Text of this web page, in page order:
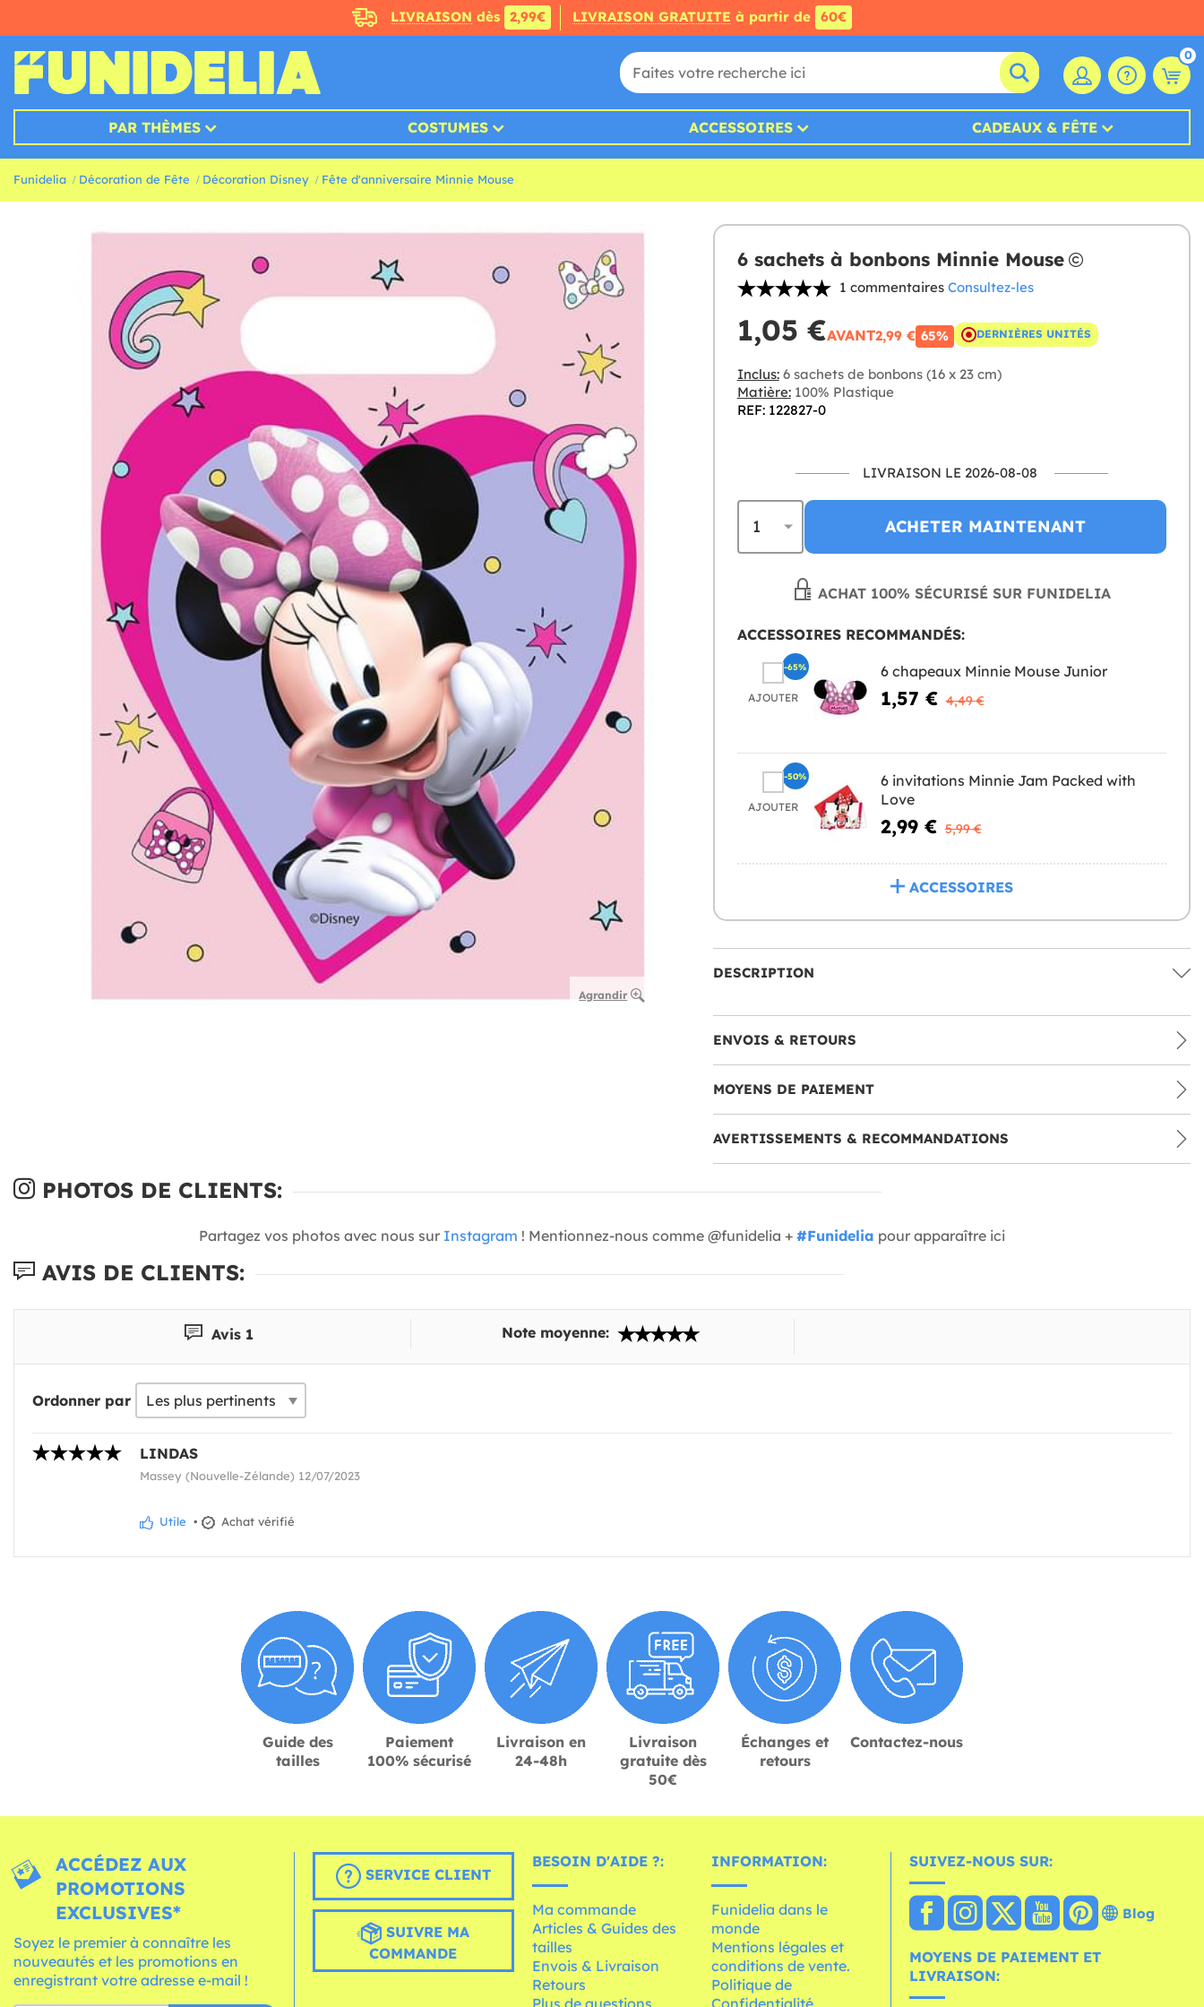
LIVRAISON dès 2,99€ LIVRAISON GRATUITE à partir de 60€
0
PAR THÈMES COSTUMES ACCESSOIRES CADEAUX & FÊTE
Funidelia Décoration de Fête Décoration Disney Fête d'anniversaire Minnie Mouse
Agrandir
6 sachets à bonbons Minnie Mouse
1 commentaires Consultez-les
1,05 €AVANT2,99 € 65% DERNIÈRES UNITÉS
Inclus:6 sachets de bonbons (16 x 23 cm)
Matière:100% Plastique
REF: 122827-0
LIVRAISON LE 2026-08-08
ACHETER MAINTENANT
ACHAT 100% SÉCURISÉ SUR FUNIDELIA
ACCESSOIRES RECOMMANDÉS:
AJOUTER
6 chapeaux Minnie Mouse Junior
1,57 € 4,49 €
-65%
AJOUTER
6 invitations Minnie Jam Packed with
Love
2,99 € 5,99 €
-50%
ACCESSOIRES
DESCRIPTION
ENVOIS & RETOURS
MOYENS DE PAIEMENT
AVERTISSEMENTS & RECOMMANDATIONS
PHOTOS DE CLIENTS:
Partagez vos photos avec nous sur Instagram ! Mentionnez-nous comme @funidelia + #Funidelia pour apparaître ici
AVIS DE CLIENTS:
Avis 1 Note moyenne:
Ordonner par
LINDAS
Massey (Nouvelle-Zélande) 12/07/2023
Utile • Achat vérifié
Guide des
tailles
Paiement
100% sécurisé
Livraison en
24-48h
Livraison
gratuite dès
50€
Échanges et
retours
Contactez-nous
ACCÉDEZ AUX
PROMOTIONS
EXCLUSIVES*
Soyez le premier à connaître les
nouveautés et les promotions en
enregistrant votre adresse e-mail !
SERVICE CLIENT
SUIVRE MA
COMMANDE
BESOIN D'AIDE ?:
Ma commande
Articles & Guides des
tailles
Envois & Livraison
Retours
INFORMATION:
Funidelia dans le
monde
Mentions légales et
conditions de vente.
Politique de
SUIVEZ-NOUS SUR:
Blog
MOYENS DE PAIEMENT ET
LIVRAISON: